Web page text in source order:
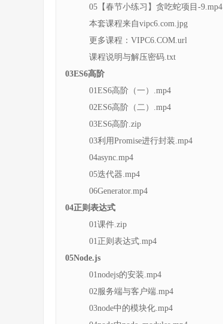
05【春节小练习】贪吃蛇项目-9.mp4
本套课程来自vipc6.com.jpg
更多课程：VIPC6.COM.url
课程说明与解压密码.txt
03ES6高阶
01ES6高阶（一）.mp4
02ES6高阶（二）.mp4
03ES6高阶.zip
03利用Promise进行封装.mp4
04async.mp4
05迭代器.mp4
06Generator.mp4
04正则表达式
01课件.zip
01正则表达式.mp4
05Node.js
01nodejs的安装.mp4
02服务端与客户端.mp4
03node中的模块化.mp4